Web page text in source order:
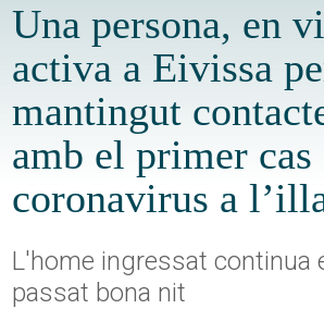
Una persona, en
activa a Eivissa
mantingut
amb el primer cas
coronavirus a
L'home ingressat continua
passat bona nit